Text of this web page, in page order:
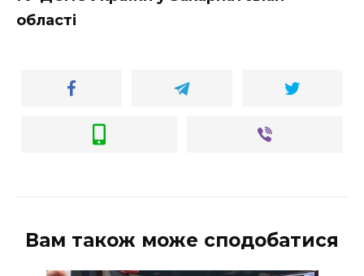
області
Вам також може сподобатися